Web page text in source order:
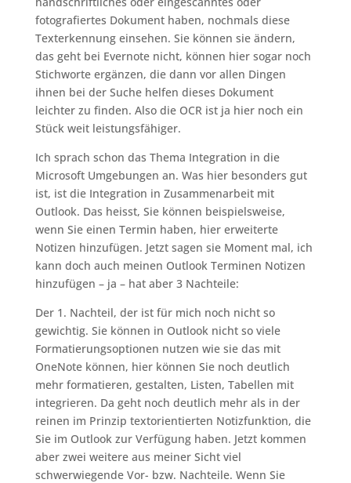
fotografiertes Dokument haben, nochmals diese
Texterkennung einsehen. Sie können sie ändern,
das geht bei Evernote nicht, können hier sogar noch
Stichworte ergänzen, die dann vor allen Dingen
ihnen bei der Suche helfen dieses Dokument
leichter zu finden. Also die OCR ist ja hier noch ein
Stück weit leistungsfähiger.
Ich sprach schon das Thema Integration in die
Microsoft Umgebungen an. Was hier besonders gut
ist, ist die Integration in Zusammenarbeit mit
Outlook. Das heisst, Sie können beispielsweise,
wenn Sie einen Termin haben, hier erweiterte
Notizen hinzufügen. Jetzt sagen sie Moment mal, ich
kann doch auch meinen Outlook Terminen Notizen
hinzufügen – ja – hat aber 3 Nachteile:
Der 1. Nachteil, der ist für mich noch nicht so
gewichtig. Sie können in Outlook nicht so viele
Formatierungsoptionen nutzen wie sie das mit
OneNote können, hier können Sie noch deutlich
mehr formatieren, gestalten, Listen, Tabellen mit
integrieren. Da geht noch deutlich mehr als in der
reinen im Prinzip textorientierten Notizfunktion, die
Sie im Outlook zur Verfügung haben. Jetzt kommen
aber zwei weitere aus meiner Sicht viel
schwerwiegende Vor- bzw. Nachteile. Wenn Sie